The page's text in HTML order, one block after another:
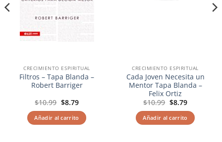
CRECIMIENTO ESPIRITUAL
Filtros – Tapa Blanda –
Robert Barriger
$10.99 El
precio
original
era:
$10.99.
$8.79El
actual
es:
$8.79.
Añadir al carrito
CRECIMIENTO ESPIRITUAL
Cada Joven Necesita un
Mentor Tapa Blanda –
Felix Ortiz
$10.99 El
precio
original
era:
$10.99.
$8.79El
actual
es:
$8.79.
Añadir al carrito